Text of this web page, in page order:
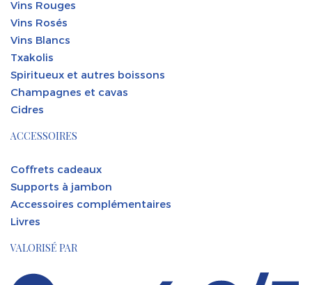
Vins Rouges
Vins Rosés
Vins Blancs
Txakolis
Spiritueux et autres boissons
Champagnes et cavas
Cidres
ACCESSOIRES
Coffrets cadeaux
Supports à jambon
Accessoires complémentaires
Livres
VALORISÉ PAR